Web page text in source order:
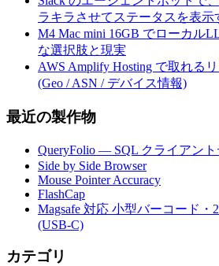
ラキラさせてステータスを表示
M4 Mac mini 16GB でローカル
な選択肢と現実
AWS Amplify Hosting で取れる
(Geo / ASN / デバイス情報)
最近の製作物
QueryFolio — SQL クライアン
Side by Side Browser
Mouse Pointer Accuracy
FlashCap
Magsafe 対応 小型バーコード・
(USB-C)
カテゴリ